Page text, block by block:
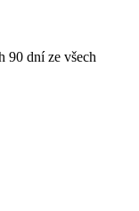
90 dní ze všech